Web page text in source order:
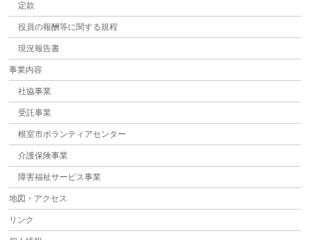
定款
役員の報酬等に関する規程
現況報告書
事業内容
社協事業
受託事業
根室市ボランティアセンター
介護保険事業
障害福祉サービス事業
地図・アクセス
リンク